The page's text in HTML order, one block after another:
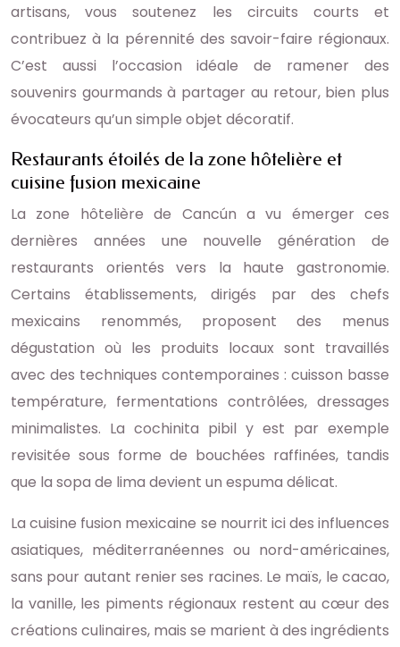
artisans, vous soutenez les circuits courts et
contribuez à la pérennité des savoir-faire régionaux.
C’est aussi l’occasion idéale de ramener des
souvenirs gourmands à partager au retour, bien plus
évocateurs qu’un simple objet décoratif.
Restaurants étoilés de la zone hôtelière et
cuisine fusion mexicaine
La zone hôtelière de Cancún a vu émerger ces
dernières années une nouvelle génération de
restaurants orientés vers la haute gastronomie.
Certains établissements, dirigés par des chefs
mexicains renommés, proposent des menus
dégustation où les produits locaux sont travaillés
avec des techniques contemporaines : cuisson basse
température, fermentations contrôlées, dressages
minimalistes. La cochinita pibil y est par exemple
revisitée sous forme de bouchées raffinées, tandis
que la sopa de lima devient un espuma délicat.
La cuisine fusion mexicaine se nourrit ici des influences
asiatiques, méditerranéennes ou nord-américaines,
sans pour autant renier ses racines. Le maïs, le cacao,
la vanille, les piments régionaux restent au cœur des
créations culinaires, mais se marient à des ingrédients